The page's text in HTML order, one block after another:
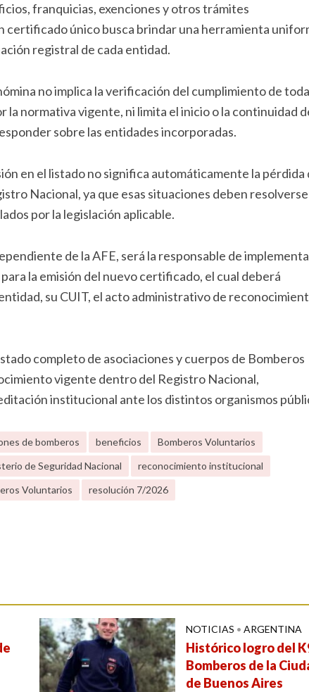
franquicias, exenciones y otros trámites
certificado único busca brindar una herramienta
registral de cada entidad.
no implica la verificación del cumplimiento de
normativa vigente, ni limita el inicio o la continuidad
sobre las entidades incorporadas.
en el listado no significa automáticamente la pérdida
Nacional, ya que esas situaciones deben resolverse
por la legislación aplicable.
de la AFE, será la responsable de
la emisión del nuevo certificado, el cual deberá
su CUIT, el acto administrativo de
completo de asociaciones y cuerpos de Bomberos
vigente dentro del Registro Nacional,
institucional ante los distintos organismos
de bomberos beneficios
Bomberos Voluntarios
de Seguridad Nacional
reconocimiento institucional
Voluntarios resolución 7/2026
NOTICIAS • ARGENTINA
Histórico logro del
Bomberos de la
de Buenos Aires